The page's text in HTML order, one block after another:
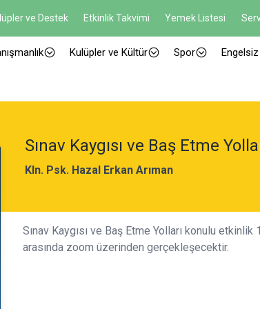
ve Destek Etkinlik Takvimi Yemek Listesi
Kulüpler ve Kültür Spor
Sınav Kaygısı ve Baş Etme
Kln. Psk. Hazal Erkan Arıman
Sınav Kaygısı ve Baş Etme Yolları konulu
arasında zoom üzerinden gerçekleşecektir.